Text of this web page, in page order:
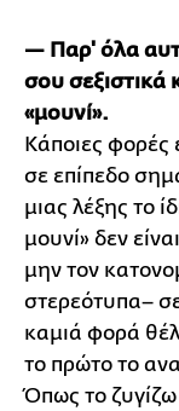
— Παρ' όλα
σου σεξιστικά
«μουνί».
Κάποιες φορές
σε επίπεδο
μιας λέξης το
μουνί» δεν
μην τον
στερεότυπα–
καμιά φορά
το πρώτο το
Όπως το